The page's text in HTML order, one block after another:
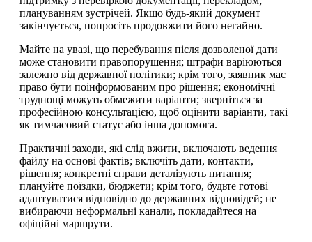
плануванням зустрічей. Якщо будь-який документ
закінчується, попросіть продовжити його негайно.
Майте на увазі, що перебування після дозволеної дати
може становити правопорушення; штрафи варіюються
залежно від державної політики; крім того, заявник має
право бути поінформованим про рішення; економічні
труднощі можуть обмежити варіанти; зверніться за
професійною консультацією, щоб оцінити варіанти, такі
як тимчасовий статус або інша допомога.
Практичні заходи, які слід вжити, включають ведення
файлу на основі фактів; включіть дати, контакти,
рішення; конкретні справи деталізують питання;
плануйте поїздки, бюджети; крім того, будьте готові
адаптуватися відповідно до державних відповідей; не
вибираючи неформальні канали, покладайтеся на
офіційні маршрути.